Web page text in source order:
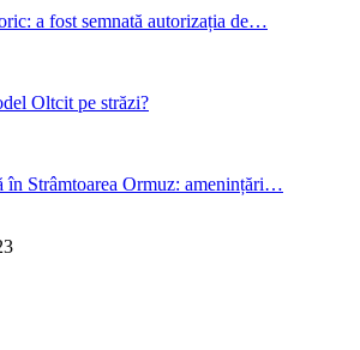
a fost semnată autorizația de…
Oltcit pe străzi?
în Strâmtoarea Ormuz: amenințări…